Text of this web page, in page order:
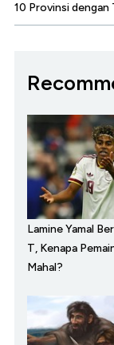
10 Provinsi
Lamine Yamal
T, Kenapa
Mahal?